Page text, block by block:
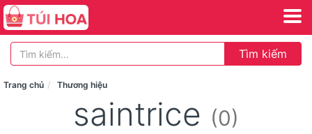
Tìm kiếm
Trang chủ Thương hiệu
saintrice (0)